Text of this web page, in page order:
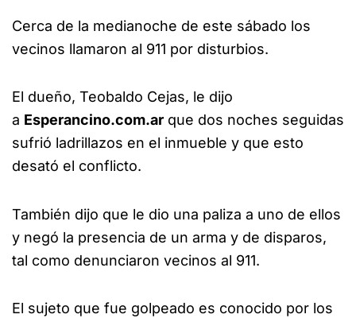
Cerca de la medianoche de este sábado los
vecinos llamaron al 911 por disturbios.
El dueño, Teobaldo Cejas, le dijo
a Esperancino.com.ar que dos noches seguidas
sufrió ladrillazos en el inmueble y que esto
desató el conflicto.
También dijo que le dio una paliza a uno de ellos
y negó la presencia de un arma y de disparos,
tal como denunciaron vecinos al 911.
El sujeto que fue golpeado es conocido por los